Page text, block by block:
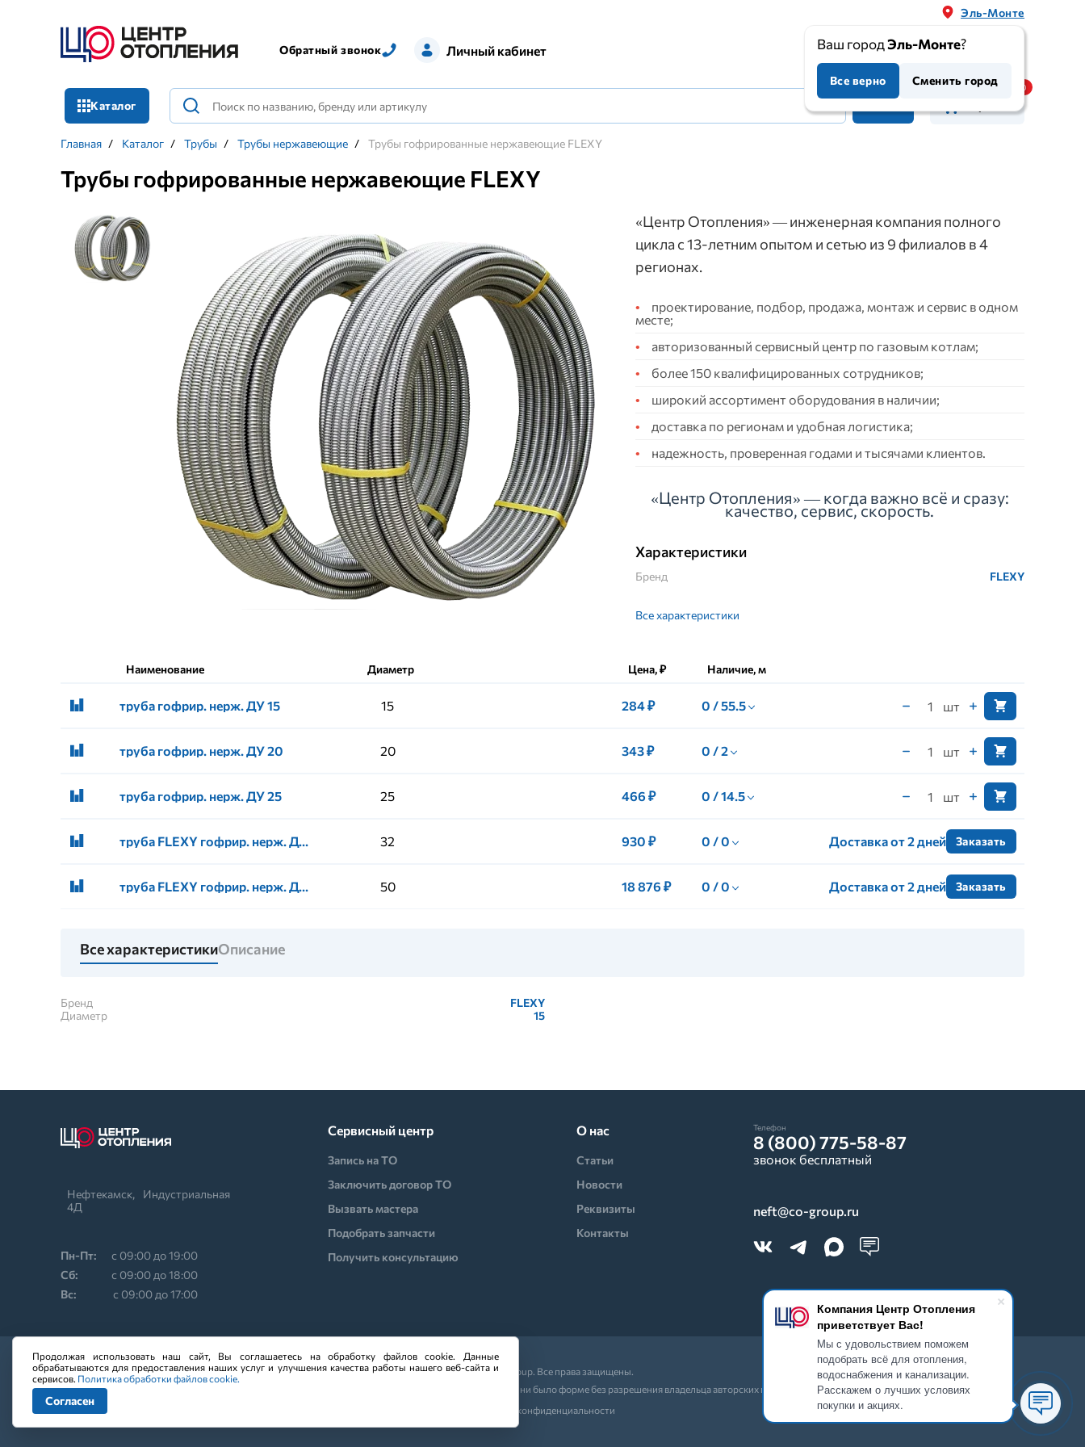
Эль-Монте
Ваш городЭль-Монте?
Все верно Сменить город
Обратный звонок Личный кабинет
Каталог
Главная / Каталог / Трубы / Трубы нержавеющие / Трубы гофрированные нержавеющие FLEXY
Трубы гофрированные нержавеющие FLEXY
«Центр Отопления» — инженерная компания полного
цикла с 13-летним опытом и сетью из 9 филиалов в 4
регионах.
проектирование, подбор, продажа, монтаж и сервис в одном
месте;
авторизованный сервисный центр по газовым котлам;
более 150 квалифицированных сотрудников;
широкий ассортимент оборудования в наличии;
доставка по регионам и удобная логистика;
надежность, проверенная годами и тысячами клиентов.
«Центр Отопления» — когда важно всё и сразу:
качество, сервис, скорость.
Характеристики
Бренд FLEXY
Все характеристики
Наименование Диаметр Цена, ₽ Наличие, м
труба гофрир. нерж. ДУ 15 15 284 ₽ 0 / 55.5 шт
труба гофрир. нерж. ДУ 20 20 343 ₽ 0 / 2 шт
труба гофрир. нерж. ДУ 25 25 466 ₽ 0 / 14.5 шт
труба FLEXY гофрир. нерж. ДУ 32 32 930 ₽ 0 / 0 Доставка от 2 дней Заказать
труба FLEXY гофрир. нерж. ДУ 50 50 18 876 ₽ 0 / 0 Доставка от 2 дней Заказать
Все характеристикиОписание
Бренд
FLEXY
Диаметр
15
Нефтекамск,⠀Индустриальная
4Д
Пн-Пт:
с 09:00 до 19:00
Cб:
с 09:00 до 18:00
Вс:
с 09:00 до 17:00
Сервисный центр
Запись на ТО
Заключить договор ТО
Вызвать мастера
Подобрать запчасти
Получить консультацию
О нас
Статьи
Новости
Реквизиты
Контакты
Телефон
8 (800) 775-58-87
звонок бесплатный
neft@co-group.ru
© 2026 CO-Group. Все права защищены.
Копирование всех составляющих частей сайта в какой бы то ни было форме без разрешения владельца авторских прав запрещено.
Политика конфиденциальности
Компания Центр Отопления
приветствует Вас!
Мы с удовольствием поможем
подобрать всё для отопления,
водоснабжения и канализации.
Расскажем о лучших условиях
покупки и акциях.
Продолжая использовать наш сайт, Вы соглашаетесь на обработку файлов cookie. Данные
обрабатываются для предоставления наших услуг и улучшения качества работы нашего веб-сайта и
сервисов. Политика обработки файлов cookie.
Согласен